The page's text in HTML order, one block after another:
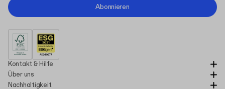
Kontakt & Hilfe
Über uns
Nachhaltigkeit
Abonnieren